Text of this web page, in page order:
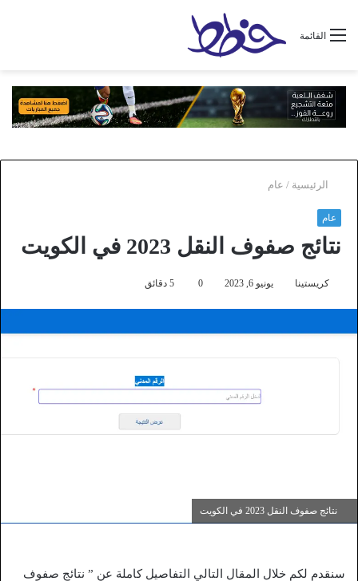
القائمة
الرئيسية / عام
عام
نتائج صفوف النقل 2023 في الكويت
كريستينا يونيو 6, 2023 0
نتائج صفوف النقل 2023 في الكويت
سنقدم لكم خلال المقال التالي التفاصيل كاملة عن ” نتائج صفوف